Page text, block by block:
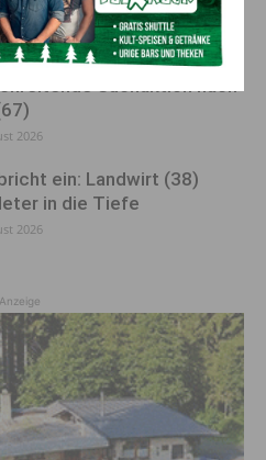
in Arnoldstein:
2026
ein: Landwirt (38)
in die Tiefe
2026
Anzeige